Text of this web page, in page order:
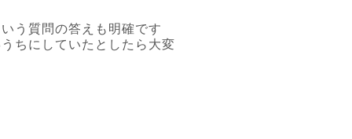
う質問の答えも明確です
ちにしていたとしたら大変